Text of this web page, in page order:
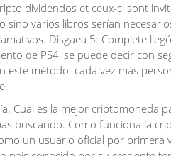
dividendos et ceux-ci sont
sino varios libros serían
Disgaea 5: Complete
de PS4, se puede decir con
método: cada vez más
Cual es la mejor criptomoneda
buscando. Como funciona la
un usuario oficial por primera